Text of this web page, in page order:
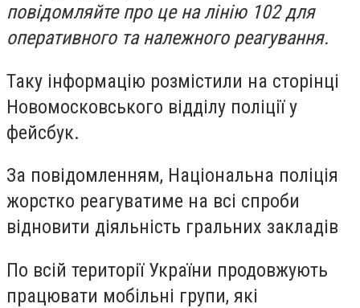
повідомляйте про це на лінію 102 для
оперативного та належного реагування.
Таку інформацію розмістили на сторінці
Новомосковського відділу поліції у
фейсбук.
За повідомленням, Національна поліція
жорстко реагуватиме на всі спроби
відновити діяльність гральних закладів
По всій території України продовжують
працювати мобільні групи, які